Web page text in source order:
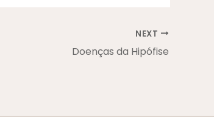
NEXT
Doenças da Hipófise